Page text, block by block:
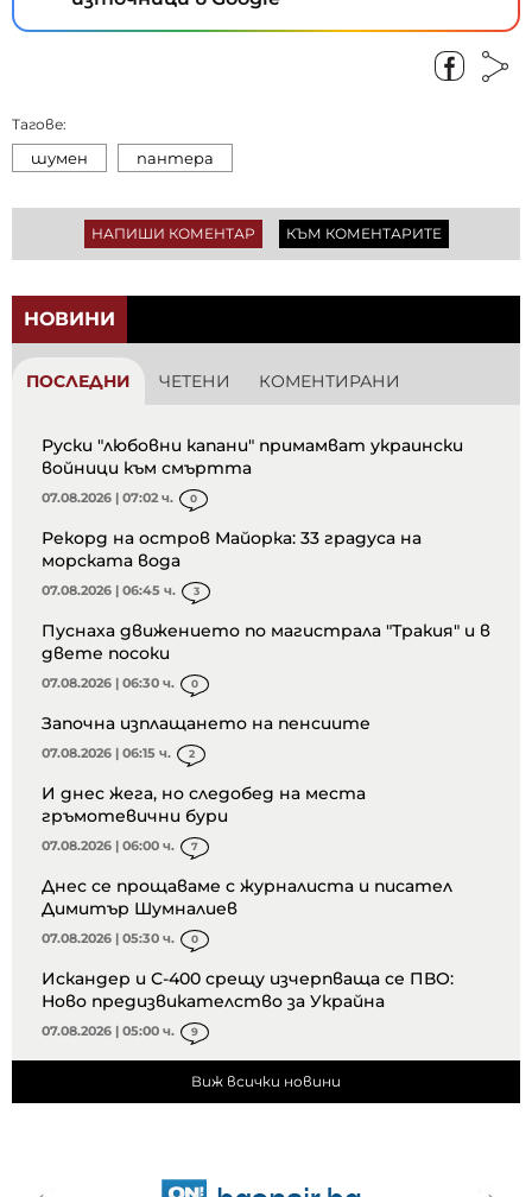
Тагове:
шумен пантера
НАПИШИ КОМЕНТАР КЪМ КОМЕНТАРИТЕ
НОВИНИ
ПОСЛЕДНИ ЧЕТЕНИ КОМЕНТИРАНИ
Руски "любовни капани" примамват украински
войници към смъртта
07.08.2026 | 07:02 ч. 0
Рекорд на остров Майорка: 33 градуса на
морската вода
07.08.2026 | 06:45 ч. 3
Пуснаха движението по магистрала "Тракия" и в
двете посоки
07.08.2026 | 06:30 ч. 0
Започна изплащането на пенсиите
07.08.2026 | 06:15 ч. 2
И днес жега, но следобед на места
гръмотевични бури
07.08.2026 | 06:00 ч. 7
Днес се прощаваме с журналиста и писател
Димитър Шумналиев
07.08.2026 | 05:30 ч. 0
Искандер и С-400 срещу изчерпваща се ПВО:
Ново предизвикателство за Украйна
07.08.2026 | 05:00 ч. 9
Виж всички новини